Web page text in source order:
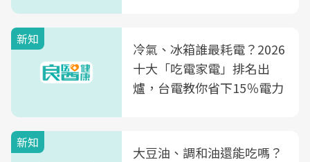
新知
冷氣、冰箱誰最耗電？2026
十大「吃電家電」排名出
爐，台電教你省下15％電力
新知
大豆油、調和油還能吃嗎？